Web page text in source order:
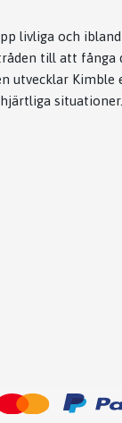
livliga och
till att fånga
utvecklar Kimble
situationer.